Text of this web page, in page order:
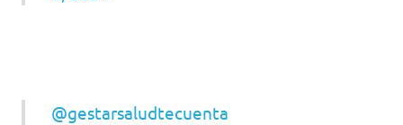
@gestarsaludtecuenta